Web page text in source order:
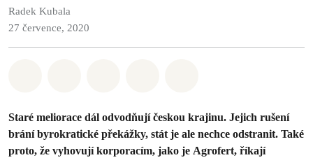
Radek Kubala
27 července, 2020
Staré meliorace dál odvodňují českou krajinu. Jejich rušení
brání byrokratické překážky, stát je ale nechce odstranit. Také
proto, že vyhovují korporacím, jako je Agrofert, říkají